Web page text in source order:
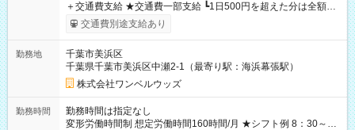
＋交通費支給 ★交通費一部支給 ┗1日500円を超えた分は全額支
給！ ※往復500円以内の方は自己負担となります ★日払いOK！
（規定あり） ┗働いたその日に現金GET♪ お仕事後はコンビニ
なし
交通費別途支給あり
勤務地
千葉市美浜区
千葉県千葉市美浜区中瀬2-1（最寄り駅：海浜幕張駅）
株式会社ワンベルウッズ
勤務時間
勤務時間は指定なし
変形労働時間制 想定労働時間160時間/月 ★シフト例 8：30～